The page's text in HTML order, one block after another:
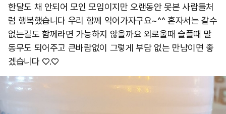
한달도 채 안되어 모인 모임이지만 오랜동안 못본 사람들처
럼 행복했습니다 우리 함께 익어가자구요~^^ 혼자서는 갈수
없는길도 함께라면 가능하지 않을까요 외로울때 슬플때 말
동무도 되어주고 큰바람없이 그렇게 부담 없는 만남이면 좋
겠습니다 ♡.♡